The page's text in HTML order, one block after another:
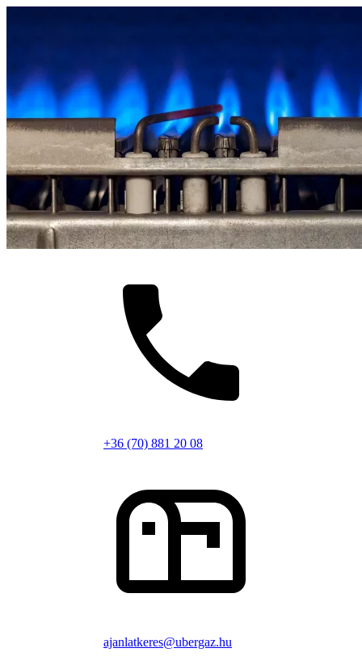
+36 (70) 881 20 08
ajanlatkeres@ubergaz.hu